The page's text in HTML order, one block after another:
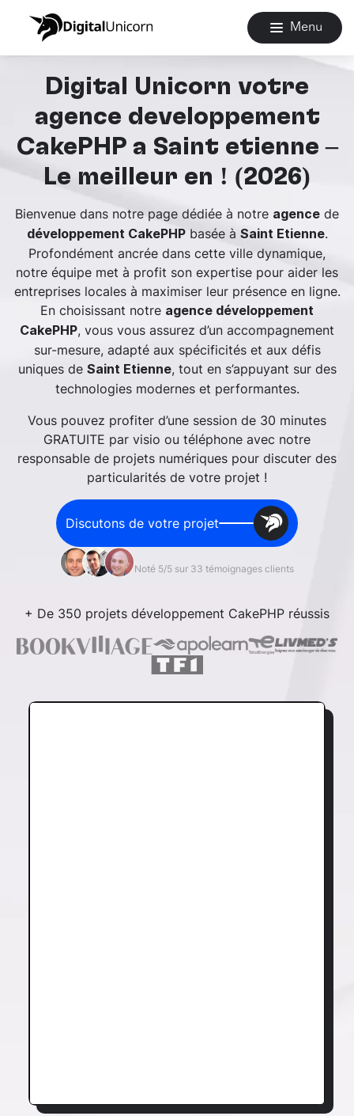
Menu
Digital Unicorn votre
agence développement
CakePHP à Saint etienne –
Le meilleur en ! (2026)
Bienvenue dans notre page dédiée à notre agence de
développement CakePHPbasée à Saint Etienne.
Profondément ancrée dans cette ville dynamique,
notre équipe met à profit son expertise pour aider les
entreprises locales à maximiser leur présence en ligne.
En choisissant notre agence développement
CakePHP, vous vous assurez d’un accompagnement
sur-mesure, adapté aux spécificités et aux défis
uniques de Saint Etienne, tout en s’appuyant sur des
technologies modernes et performantes.
Vous pouvez profiter d’une session de 30 minutes
GRATUITE par visio ou téléphone avec notre
responsable de projets numériques pour discuter des
particularités de votre projet !
Discutons de votre projet
Noté 5/5 sur 33 témoignages clients
+ De 350 projets développement CakePHP réussis